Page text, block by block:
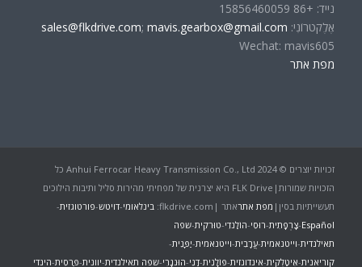
נייד: +86 15856460059
אֶלֶקטרוֹנִי:
sales@flkdrive.com;mavis.gearbox@gmail.com
Wechat: mavis605
מפת אתר
זכויות יוצרים © 2024 Anhui Ferrocar Heavy Transmission Co., Ltd כל
הזכויות שמורות|FLK Drive היא יצרנית של מפחיתי מהירות סליל ותיבות הילוכים
תעשייתיות בסין| מפת אתראתר |flkdrive.com: בינלאומי-דויטש-פורטוגזית-
Español
-צָרְפָתִית-רוּסִי-הוֹלַנדִי-טוּרקִית-שפה
תאילנדית-וייטנאמית-עֲרָבִית-וייטנאמית-יַפָּנִית-
קוריאנית-אִיטַלְקִית-אינדונזית-פּוֹלָנִית-דַנִי-הוּנגָרִי-שפה תאילנדית-יוונית-פַּרסִית-הינדי